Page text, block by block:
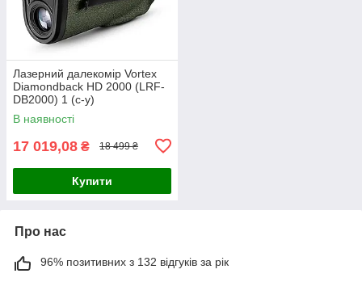
Лазерний далекомір Vortex
Diamondback HD 2000 (LRF-
DB2000) 1 (c-y)
В наявності
17 019,08 ₴ 18 499 ₴
Купити
Про нас
96% позитивних з 132 відгуків за рік